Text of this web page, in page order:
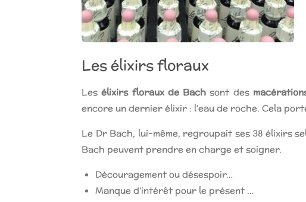
Les élixirs floraux
Lesélixirs floraux de Bach sont des
encore un dernier élixir : l’eau de roche. Cela
Le Dr Bach, lui-même, regroupait ses 38 élixirs
Bach peuvent prendre en charge et soigner.
Découragement ou désespoir…
Manque d’intérêt pour le présent …